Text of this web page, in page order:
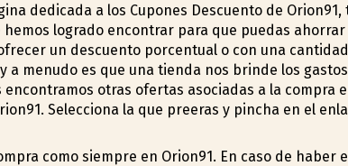
dedicada a los Cupones Descuento de
logrado encontrar para que puedas
un descuento porcentual o con una
a menudo es que una tienda nos brinde los
encontramos otras ofertas asociadas a la compra
Selecciona la que prefieras y pincha en el
como siempre en Orion91. En caso de haber